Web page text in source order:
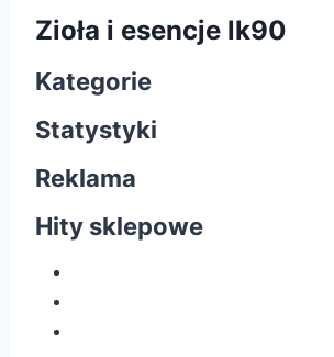
Zioła i esencje lk90
Kategorie
Statystyki
Reklama
Hity sklepowe